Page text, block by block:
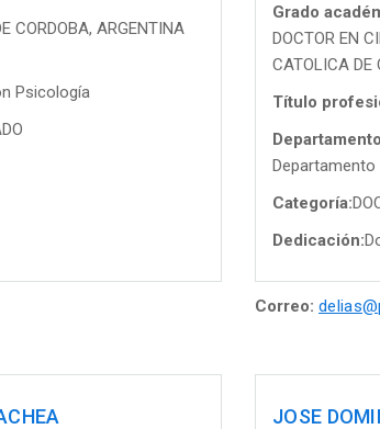
CORDOBA, ARGENTINA
Psicología
Grado
DOCTOR EN
CATOLICA DE
Título
Categoría:
Dedicación:
Correo:
JOSE